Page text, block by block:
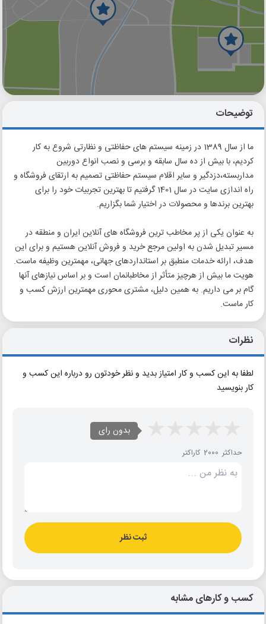
گوگل
توضیحات
ما از سال 1389 در زمینه سیستم های حفاظتی و نظارتی شروع به کار
کردیم، با بیش از ده سال سابقه و برسی و نصب انواع دوربین
مداربسته،دزدگیر و سایر اقلام سیستم حفاظتی تصمیم به ارتقای فروشگاه و
راه اندازی سایت در سال 1401 گرفتیم تا بهترین تجربیات خود را برای
بهترین برندها و محصولات در اختیار شما بگزاریم.
به عنوان یکی از پر مخاطب ترین فروشگاه های آنلاین ایران و منطقه در
مسیر تبدیل شدن به اولین مرجع خرید و فروش آنلاین هستیم و برای این
هدف، ارائه خدمات منطبق بر استانداردهای جهانی، مهمترین وظیفه ماست.
هویت ما بیش از هرچیز متأثر از مخاطبانمان است و بر اساس نیازهای آنها
گام بر می داریم. به همین دلیل، مشتری محوری مهمترین ارزش کسب و
کار ماست.
نظرات
لطفا به این کسب و کار امتیاز بدید و نظر خودتون رو درباره این کسب و
کار بنویسید
بدون رای
حداکثر 2000 کاراکتر
ثبت نظر
کسب و کارهای مشابه